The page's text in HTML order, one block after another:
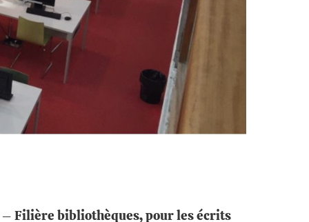
– Filière bibliothèques, pour les écrits